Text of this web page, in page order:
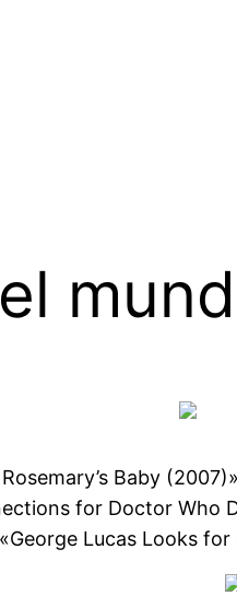
Baby
for Doctor Who
Lucas Looks